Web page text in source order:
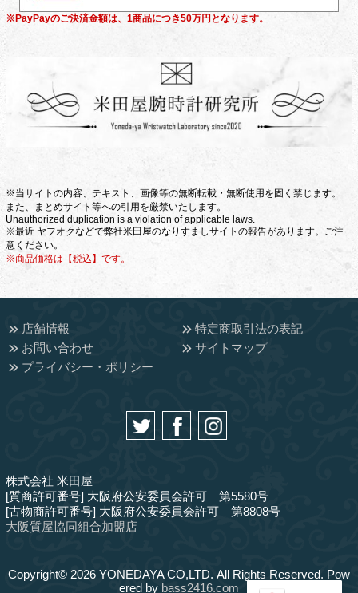
※PayPayのご決済金額は、1商品につき50万円となります。
※当サイトの内容、テキスト、画像等の無断転載・無断使用を固く禁じます。
また、まとめサイト等への引用を厳禁いたします。
Unauthorized duplication is a violation of applicable laws.
※最近 ヤフオクなどで弊社米田屋のなりすましサイトの報告があります。ご注
意ください。
※商品価格は【税込】です。
店舗情報
特定商取引法の表記
お問い合わせ
サイトマップ
プライバシー・ポリシー
株式会社 米田屋
[質商許可番号] 大阪府公安委員会許可 第5580号
[古物商許可番号] 大阪府公安委員会許可 第8808号
大阪質屋協同組合加盟店
Copyright© 2026 YONEDAYA CO,LTD. All Rights Reserved. Pow
ered by bass2416.com